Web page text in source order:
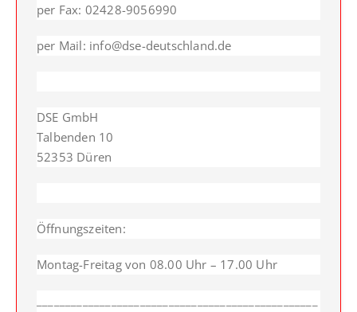
SONSTIGE CLASSIC LINE HANDSTEMPEL
WORTBANDDREHSTEMPEL
NUMEROTEUR
HOLZRUNDSTEMPEL BIS 55 MM
STEMPELTRÄGER
per Fax: 02428-9056990
per Mail: info@dse-deutschland.de
DSE GmbH
Talbenden 10
52353 Düren
Öffnungszeiten:
Montag-Freitag von 08.00 Uhr – 17.00 Uhr